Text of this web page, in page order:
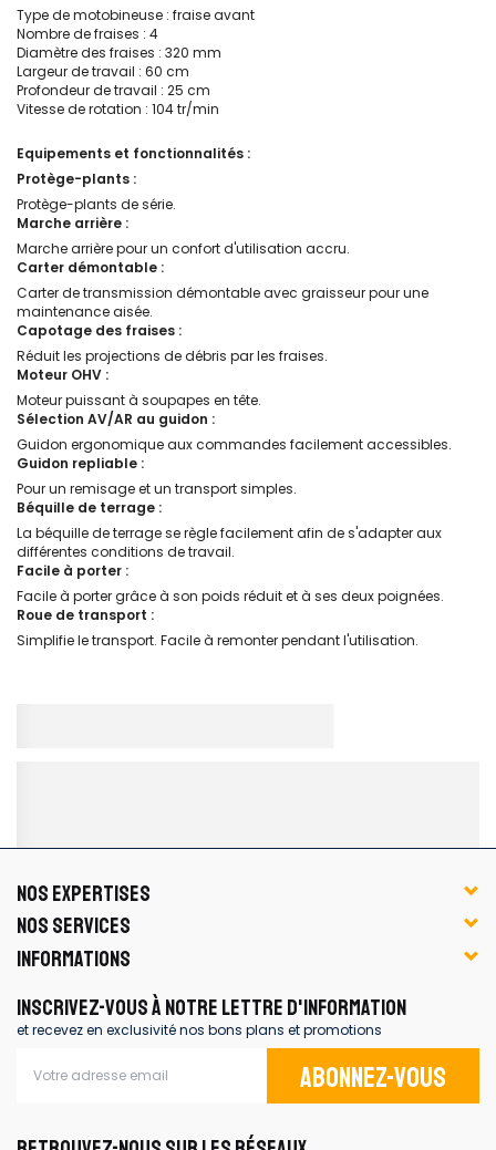
Type de motobineuse : fraise avant
Nombre de fraises : 4
Diamètre des fraises : 320 mm
Largeur de travail : 60 cm
Profondeur de travail : 25 cm
Vitesse de rotation : 104 tr/min
Equipements et fonctionnalités :
Protège-plants :
Protège-plants de série.
Marche arrière :
Marche arrière pour un confort d'utilisation accru.
Carter démontable :
Carter de transmission démontable avec graisseur pour une
maintenance aisée.
Capotage des fraises :
Réduit les projections de débris par les fraises.
Moteur OHV :
Moteur puissant à soupapes en tête.
Sélection AV/AR au guidon :
Guidon ergonomique aux commandes facilement accessibles.
Guidon repliable :
Pour un remisage et un transport simples.
Béquille de terrage :
La béquille de terrage se règle facilement afin de s'adapter aux
différentes conditions de travail.
Facile à porter :
Facile à porter grâce à son poids réduit et à ses deux poignées.
Roue de transport :
Simplifie le transport. Facile à remonter pendant l'utilisation.
NOS EXPERTISES
NOS SERVICES
INFORMATIONS
INSCRIVEZ-VOUS À NOTRE LETTRE D'INFORMATION
et recevez en exclusivité nos bons plans et promotions
Abonnez-vous